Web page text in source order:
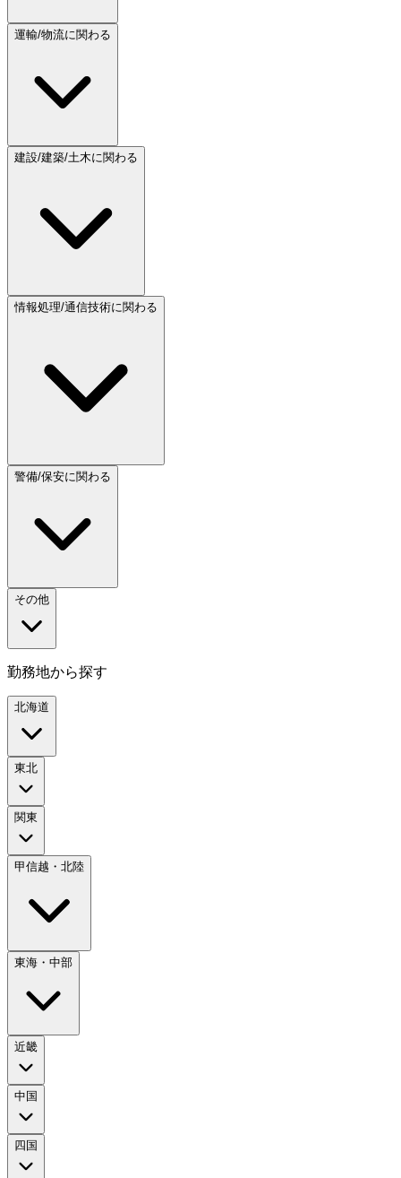
運輸/物流に関わる
建設/建築/土木に関わる
情報処理/通信技術に関わる
警備/保安に関わる
その他
勤務地から探す
北海道
東北
関東
甲信越・北陸
東海・中部
近畿
中国
四国